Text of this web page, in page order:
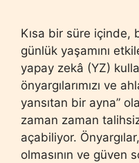
Kısa bir süre içinde,
günlük yaşamını
yapay zekâ (YZ)
önyargılarımızı ve
yansıtan bir ayna”
zaman zaman
açabiliyor.
olmasının ve güven